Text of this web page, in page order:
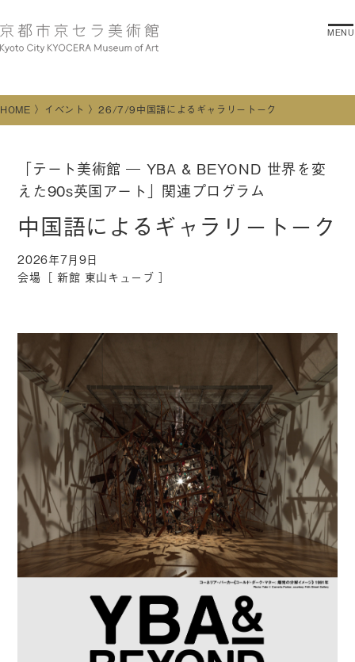
MENU
HOME イベント 26/7/9中国語によるギャラリートーク
「テート美術館 ― YBA & BEYOND 世界を変
えた90s英国アート」関連プログラム
中国語によるギャラリートーク
2026年7月9日
会場［ 新館 東山キューブ ］